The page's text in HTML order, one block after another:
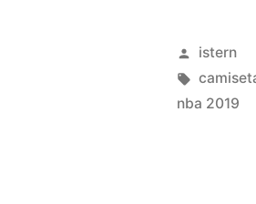
por
istern
nba 2019